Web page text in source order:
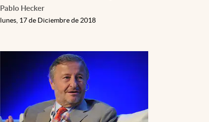
Pablo Hecker
lunes, 17 de Diciembre de 2018